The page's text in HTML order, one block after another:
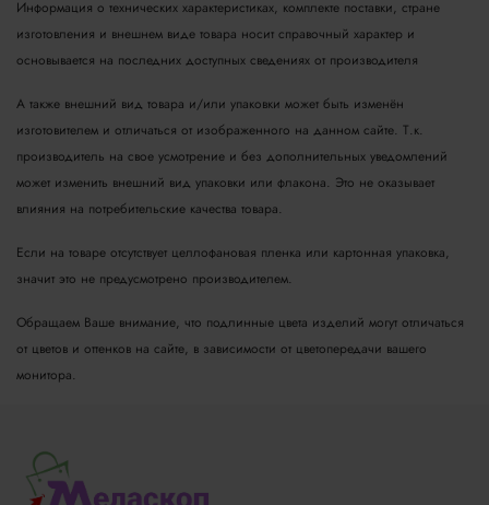
Информация о технических характеристиках, комплекте поставки, стране
изготовления и внешнем виде товара носит справочный характер и
основывается на последних доступных сведениях от производителя
А также внешний вид товара и/или упаковки может быть изменён
изготовителем и отличаться от изображенного на данном сайте. Т.к.
производитель на свое усмотрение и без дополнительных уведомлений
может изменить внешний вид упаковки или флакона. Это не оказывает
влияния на потребительские качества товара.
Если на товаре отсутствует целлофановая пленка или картонная упаковка,
значит это не предусмотрено производителем.
Обращаем Ваше внимание, что подлинные цвета изделий могут отличаться
от цветов и оттенков на сайте, в зависимости от цветопередачи вашего
монитора.